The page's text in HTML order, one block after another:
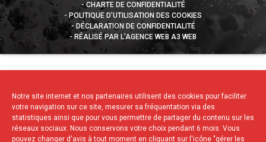
Notre site internet et nos partenaires utilisent des cookies pour faciliter
votre navigation sur ce site, mesurer sa fréquentation via des
statistiques ainsi que pour vous permettre de partager du contenu sur les
réseaux sociaux. Nous conservons votre choix pendant 6 mois. Vous
pouvez changer d'avis à tout moment en cliquant sur l'icône "gérer les
CHARTE DE CONFIDENTIALITÉ
POLITIQUE D’UTILISATION DES COOKIES
DÉCLARATION DE CONFIDENTIALITÉ
RÉALISÉ PAR L’AGENCE WEB A3 WEB